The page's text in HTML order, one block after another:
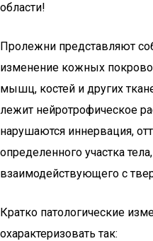
области!
Пролежни представляют
изменение кожных
мышц, костей и других
лежит нейротрофическое
нарушаются иннервация,
определенного участка
взаимодействующего с
Кратко патологические
охарактеризовать так: